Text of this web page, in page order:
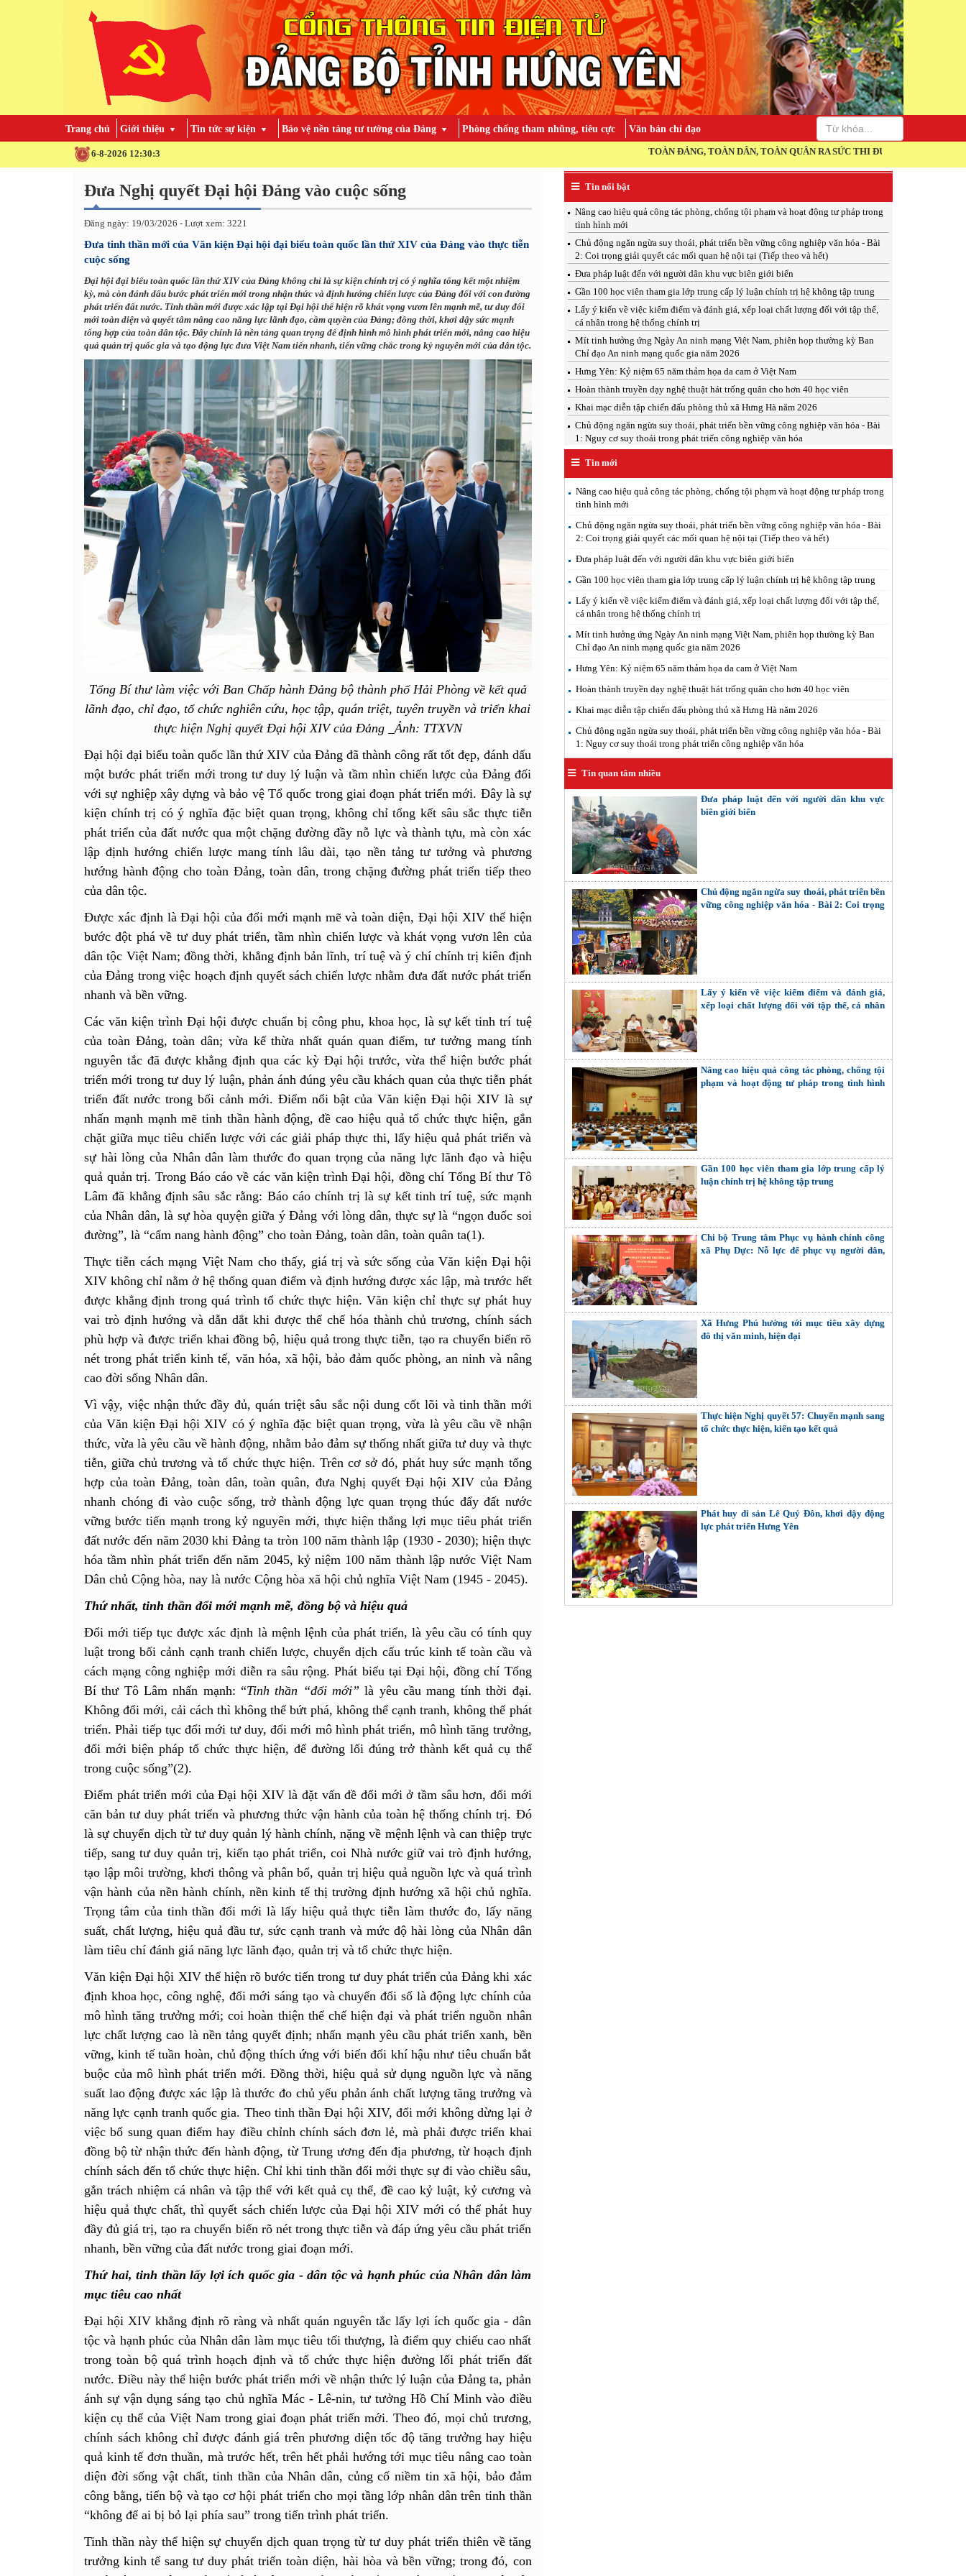
Trang chủ Giới thiệu Tin tức sự kiện Bảo vệ nền tảng tư tưởng của Đảng Phòng chống tham nhũng, tiêu cực Văn bản chỉ đạo
6-8-2026 12:30:4 TOÀN ĐẢNG, TOÀN DÂN, TOÀN QUÂN RA SỨC THI ĐUA THỰC HIỆN THẮNG LỢI
Đưa Nghị quyết Đại hội Đảng vào cuộc sống
Đăng ngày: 19/03/2026 - Lượt xem: 3221
Đưa tinh thần mới của Văn kiện Đại hội đại biểu toàn quốc lần thứ XIV của Đảng vào thực tiễn
cuộc sống
Đại hội đại biểu toàn quốc lần thứ XIV của Đảng không chỉ là sự kiện chính trị có ý nghĩa tổng kết một nhiệm
kỳ, mà còn đánh dấu bước phát triển mới trong nhận thức và định hướng chiến lược của Đảng đối với con đường
phát triển đất nước. Tinh thần mới được xác lập tại Đại hội thể hiện rõ khát vọng vươn lên mạnh mẽ, tư duy đổi
mới toàn diện và quyết tâm nâng cao năng lực lãnh đạo, cầm quyền của Đảng; đồng thời, khơi dậy sức mạnh
tổng hợp của toàn dân tộc. Đây chính là nền tảng quan trọng để định hình mô hình phát triển mới, nâng cao hiệu
quả quản trị quốc gia và tạo động lực đưa Việt Nam tiến nhanh, tiến vững chắc trong kỷ nguyên mới của dân tộc.
Tổng Bí thư làm việc với Ban Chấp hành Đảng bộ thành phố Hải Phòng về kết quả
lãnh đạo, chỉ đạo, tổ chức nghiên cứu, học tập, quán triệt, tuyên truyền và triển khai
thực hiện Nghị quyết Đại hội XIV của Đảng _Ảnh: TTXVN
Đại hội đại biểu toàn quốc lần thứ XIV của Đảng đã thành công rất tốt đẹp, đánh dấu
một bước phát triển mới trong tư duy lý luận và tầm nhìn chiến lược của Đảng đối
với sự nghiệp xây dựng và bảo vệ Tổ quốc trong giai đoạn phát triển mới. Đây là sự
kiện chính trị có ý nghĩa đặc biệt quan trọng, không chỉ tổng kết sâu sắc thực tiễn
phát triển của đất nước qua một chặng đường đầy nỗ lực và thành tựu, mà còn xác
lập định hướng chiến lược mang tính lâu dài, tạo nền tảng tư tưởng và phương
hướng hành động cho toàn Đảng, toàn dân, trong chặng đường phát triển tiếp theo
của dân tộc.
Được xác định là Đại hội của đổi mới mạnh mẽ và toàn diện, Đại hội XIV thể hiện
bước đột phá về tư duy phát triển, tầm nhìn chiến lược và khát vọng vươn lên của
dân tộc Việt Nam; đồng thời, khẳng định bản lĩnh, trí tuệ và ý chí chính trị kiên định
của Đảng trong việc hoạch định quyết sách chiến lược nhằm đưa đất nước phát triển
nhanh và bền vững.
Các văn kiện trình Đại hội được chuẩn bị công phu, khoa học, là sự kết tinh trí tuệ
của toàn Đảng, toàn dân; vừa kế thừa nhất quán quan điểm, tư tưởng mang tính
nguyên tắc đã được khẳng định qua các kỳ Đại hội trước, vừa thể hiện bước phát
triển mới trong tư duy lý luận, phản ánh đúng yêu cầu khách quan của thực tiễn phát
triển đất nước trong bối cảnh mới. Điểm nổi bật của Văn kiện Đại hội XIV là sự
nhấn mạnh mạnh mẽ tinh thần hành động, đề cao hiệu quả tổ chức thực hiện, gắn
chặt giữa mục tiêu chiến lược với các giải pháp thực thi, lấy hiệu quả phát triển và
sự hài lòng của Nhân dân làm thước đo quan trọng của năng lực lãnh đạo và hiệu
quả quản trị. Trong Báo cáo về các văn kiện trình Đại hội, đồng chí Tổng Bí thư Tô
Lâm đã khẳng định sâu sắc rằng: Báo cáo chính trị là sự kết tinh trí tuệ, sức mạnh
của Nhân dân, là sự hòa quyện giữa ý Đảng với lòng dân, thực sự là “ngọn đuốc soi
đường”, là “cẩm nang hành động” cho toàn Đảng, toàn dân, toàn quân ta(1).
Thực tiễn cách mạng Việt Nam cho thấy, giá trị và sức sống của Văn kiện Đại hội
XIV không chỉ nằm ở hệ thống quan điểm và định hướng được xác lập, mà trước hết
được khẳng định trong quá trình tổ chức thực hiện. Văn kiện chỉ thực sự phát huy
vai trò định hướng và dẫn dắt khi được thể chế hóa thành chủ trương, chính sách
phù hợp và được triển khai đồng bộ, hiệu quả trong thực tiễn, tạo ra chuyển biến rõ
nét trong phát triển kinh tế, văn hóa, xã hội, bảo đảm quốc phòng, an ninh và nâng
cao đời sống Nhân dân.
Vì vậy, việc nhận thức đầy đủ, quán triệt sâu sắc nội dung cốt lõi và tinh thần mới
của Văn kiện Đại hội XIV có ý nghĩa đặc biệt quan trọng, vừa là yêu cầu về nhận
thức, vừa là yêu cầu về hành động, nhằm bảo đảm sự thống nhất giữa tư duy và thực
tiễn, giữa chủ trương và tổ chức thực hiện. Trên cơ sở đó, phát huy sức mạnh tổng
hợp của toàn Đảng, toàn dân, toàn quân, đưa Nghị quyết Đại hội XIV của Đảng
nhanh chóng đi vào cuộc sống, trở thành động lực quan trọng thúc đẩy đất nước
vững bước tiến mạnh trong kỷ nguyên mới, thực hiện thắng lợi mục tiêu phát triển
đất nước đến năm 2030 khi Đảng ta tròn 100 năm thành lập (1930 - 2030); hiện thực
hóa tầm nhìn phát triển đến năm 2045, kỷ niệm 100 năm thành lập nước Việt Nam
Dân chủ Cộng hòa, nay là nước Cộng hòa xã hội chủ nghĩa Việt Nam (1945 - 2045).
Thứ nhất, tinh thần đổi mới mạnh mẽ, đồng bộ và hiệu quả
Đổi mới tiếp tục được xác định là mệnh lệnh của phát triển, là yêu cầu có tính quy
luật trong bối cảnh cạnh tranh chiến lược, chuyển dịch cấu trúc kinh tế toàn cầu và
cách mạng công nghiệp mới diễn ra sâu rộng. Phát biểu tại Đại hội, đồng chí Tổng
Bí thư Tô Lâm nhấn mạnh: “Tinh thần “đổi mới”là yêu cầu mang tính thời đại.
Không đổi mới, cải cách thì không thể bứt phá, không thể cạnh tranh, không thể phát
triển. Phải tiếp tục đổi mới tư duy, đổi mới mô hình phát triển, mô hình tăng trưởng,
đổi mới biện pháp tổ chức thực hiện, để đường lối đúng trở thành kết quả cụ thể
trong cuộc sống”(2).
Điểm phát triển mới của Đại hội XIV là đặt vấn đề đổi mới ở tầm sâu hơn, đổi mới
căn bản tư duy phát triển và phương thức vận hành của toàn hệ thống chính trị. Đó
là sự chuyển dịch từ tư duy quản lý hành chính, nặng về mệnh lệnh và can thiệp trực
tiếp, sang tư duy quản trị, kiến tạo phát triển, coi Nhà nước giữ vai trò định hướng,
tạo lập môi trường, khơi thông và phân bổ, quản trị hiệu quả nguồn lực và quá trình
vận hành của nền hành chính, nền kinh tế thị trường định hướng xã hội chủ nghĩa.
Trọng tâm của tinh thần đổi mới là lấy hiệu quả thực tiễn làm thước đo, lấy năng
suất, chất lượng, hiệu quả đầu tư, sức cạnh tranh và mức độ hài lòng của Nhân dân
làm tiêu chí đánh giá năng lực lãnh đạo, quản trị và tổ chức thực hiện.
Văn kiện Đại hội XIV thể hiện rõ bước tiến trong tư duy phát triển của Đảng khi xác
định khoa học, công nghệ, đổi mới sáng tạo và chuyển đổi số là động lực chính của
mô hình tăng trưởng mới; coi hoàn thiện thể chế hiện đại và phát triển nguồn nhân
lực chất lượng cao là nền tảng quyết định; nhấn mạnh yêu cầu phát triển xanh, bền
vững, kinh tế tuần hoàn, chủ động thích ứng với biến đổi khí hậu như tiêu chuẩn bắt
buộc của mô hình phát triển mới. Đồng thời, hiệu quả sử dụng nguồn lực và năng
suất lao động được xác lập là thước đo chủ yếu phản ánh chất lượng tăng trưởng và
năng lực cạnh tranh quốc gia. Theo tinh thần Đại hội XIV, đổi mới không dừng lại ở
việc bổ sung quan điểm hay điều chỉnh chính sách đơn lẻ, mà phải được triển khai
đồng bộ từ nhận thức đến hành động, từ Trung ương đến địa phương, từ hoạch định
chính sách đến tổ chức thực hiện. Chỉ khi tinh thần đổi mới thực sự đi vào chiều sâu,
gắn trách nhiệm cá nhân và tập thể với kết quả cụ thể, đề cao kỷ luật, kỷ cương và
hiệu quả thực chất, thì quyết sách chiến lược của Đại hội XIV mới có thể phát huy
đầy đủ giá trị, tạo ra chuyển biến rõ nét trong thực tiễn và đáp ứng yêu cầu phát triển
nhanh, bền vững của đất nước trong giai đoạn mới.
Thứ hai, tinh thần lấy lợi ích quốc gia - dân tộc và hạnh phúc của Nhân dân làm
mục tiêu cao nhất
Đại hội XIV khẳng định rõ ràng và nhất quán nguyên tắc lấy lợi ích quốc gia - dân
tộc và hạnh phúc của Nhân dân làm mục tiêu tối thượng, là điểm quy chiếu cao nhất
trong toàn bộ quá trình hoạch định và tổ chức thực hiện đường lối phát triển đất
nước. Điều này thể hiện bước phát triển mới về nhận thức lý luận của Đảng ta, phản
ánh sự vận dụng sáng tạo chủ nghĩa Mác - Lê-nin, tư tưởng Hồ Chí Minh vào điều
kiện cụ thể của Việt Nam trong giai đoạn phát triển mới. Theo đó, mọi chủ trương,
chính sách không chỉ được đánh giá trên phương diện tốc độ tăng trưởng hay hiệu
quả kinh tế đơn thuần, mà trước hết, trên hết phải hướng tới mục tiêu nâng cao toàn
diện đời sống vật chất, tinh thần của Nhân dân, củng cố niềm tin xã hội, bảo đảm
công bằng, tiến bộ và tạo cơ hội phát triển cho mọi tầng lớp nhân dân trên tinh thần
“không để ai bị bỏ lại phía sau” trong tiến trình phát triển.
Tinh thần này thể hiện sự chuyển dịch quan trọng từ tư duy phát triển thiên về tăng
trưởng kinh tế sang tư duy phát triển toàn diện, hài hòa và bền vững; trong đó, con
Tin nổi bật
Nâng cao hiệu quả công tác phòng, chống tội phạm và hoạt động tư pháp trong
tình hình mới
Chủ động ngăn ngừa suy thoái, phát triển bền vững công nghiệp văn hóa - Bài
2: Coi trọng giải quyết các mối quan hệ nội tại (Tiếp theo và hết)
Đưa pháp luật đến với người dân khu vực biên giới biển
Gần 100 học viên tham gia lớp trung cấp lý luận chính trị hệ không tập trung
Lấy ý kiến về việc kiểm điểm và đánh giá, xếp loại chất lượng đối với tập thể,
cá nhân trong hệ thống chính trị
Mít tinh hưởng ứng Ngày An ninh mạng Việt Nam, phiên họp thường kỳ Ban
Chỉ đạo An ninh mạng quốc gia năm 2026
Hưng Yên: Kỷ niệm 65 năm thảm họa da cam ở Việt Nam
Hoàn thành truyền dạy nghệ thuật hát trống quân cho hơn 40 học viên
Khai mạc diễn tập chiến đấu phòng thủ xã Hưng Hà năm 2026
Chủ động ngăn ngừa suy thoái, phát triển bền vững công nghiệp văn hóa - Bài
1: Nguy cơ suy thoái trong phát triển công nghiệp văn hóa
Tin mới
Nâng cao hiệu quả công tác phòng, chống tội phạm và hoạt động tư pháp trong
tình hình mới
Chủ động ngăn ngừa suy thoái, phát triển bền vững công nghiệp văn hóa - Bài
2: Coi trọng giải quyết các mối quan hệ nội tại (Tiếp theo và hết)
Đưa pháp luật đến với người dân khu vực biên giới biển
Gần 100 học viên tham gia lớp trung cấp lý luận chính trị hệ không tập trung
Lấy ý kiến về việc kiểm điểm và đánh giá, xếp loại chất lượng đối với tập thể,
cá nhân trong hệ thống chính trị
Mít tinh hưởng ứng Ngày An ninh mạng Việt Nam, phiên họp thường kỳ Ban
Chỉ đạo An ninh mạng quốc gia năm 2026
Hưng Yên: Kỷ niệm 65 năm thảm họa da cam ở Việt Nam
Hoàn thành truyền dạy nghệ thuật hát trống quân cho hơn 40 học viên
Khai mạc diễn tập chiến đấu phòng thủ xã Hưng Hà năm 2026
Chủ động ngăn ngừa suy thoái, phát triển bền vững công nghiệp văn hóa - Bài
1: Nguy cơ suy thoái trong phát triển công nghiệp văn hóa
Tin quan tâm nhiều
Đưa pháp luật đến với người dân khu vực
biên giới biển
Chủ động ngăn ngừa suy thoái, phát triển bền
vững công nghiệp văn hóa - Bài 2: Coi trọng
Lấy ý kiến về việc kiểm điểm và đánh giá,
xếp loại chất lượng đối với tập thể, cá nhân
Nâng cao hiệu quả công tác phòng, chống tội
phạm và hoạt động tư pháp trong tình hình
Gần 100 học viên tham gia lớp trung cấp lý
luận chính trị hệ không tập trung
Chi bộ Trung tâm Phục vụ hành chính công
xã Phụ Dực: Nỗ lực để phục vụ người dân,
Xã Hưng Phú hướng tới mục tiêu xây dựng
đô thị văn minh, hiện đại
Thực hiện Nghị quyết 57: Chuyển mạnh sang
tổ chức thực hiện, kiến tạo kết quả
Phát huy di sản Lê Quý Đôn, khơi dậy động
lực phát triển Hưng Yên